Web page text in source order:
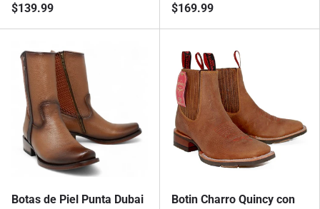
$139.99
$169.99
Botas de Piel Punta Dubai
Botin Charro Quincy con